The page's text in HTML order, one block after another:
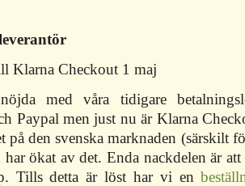
Klarna Checkout 1 maj
med våra tidigare
Paypal men just nu är Klarna
på den svenska marknaden (särskilt
ökat av det. Enda nackdelen är
Tills detta är löst har vi en